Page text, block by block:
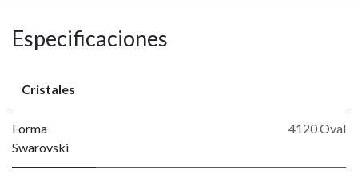
Especificaciones
Cristales
Forma
Swarovski
4120 Oval